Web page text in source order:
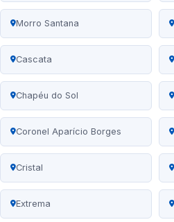
Morro Santana
Cascata
Chapéu do Sol
Coronel Aparício Borges
Cristal
Extrema